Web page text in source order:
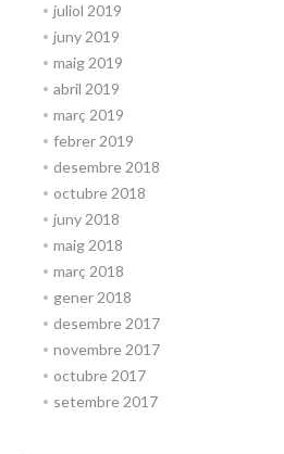
juliol 2019
juny 2019
maig 2019
abril 2019
març 2019
febrer 2019
desembre 2018
octubre 2018
juny 2018
maig 2018
març 2018
gener 2018
desembre 2017
novembre 2017
octubre 2017
setembre 2017